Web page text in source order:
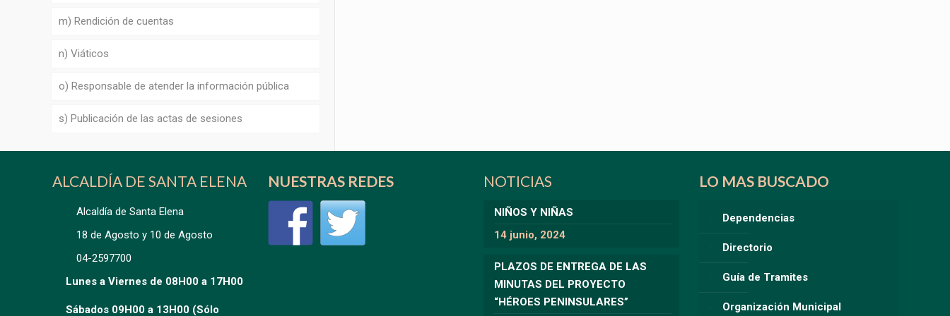
m) Rendición de cuentas
n) Viáticos
o) Responsable de atender la información pública
s) Publicación de las actas de sesiones
ALCALDÍA DE SANTA ELENA
Alcaldía de Santa Elena
18 de Agosto y 10 de Agosto
04-2597700
Lunes a Viernes de 08H00 a 17H00
Sábados 09H00 a 13H00 (Sólo
NUESTRAS REDES NOTICIAS
NIÑOS Y NIÑAS
14 junio, 2024
PLAZOS DE ENTREGA DE LAS
MINUTAS DEL PROYECTO
“HÉROES PENINSULARES”
LO MAS BUSCADO
Dependencias
Directorio
Guía de Tramites
Organización Municipal